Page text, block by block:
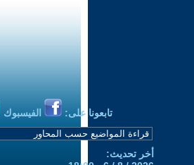
تابعونا على: الفيسبوك
أخر تحديث: